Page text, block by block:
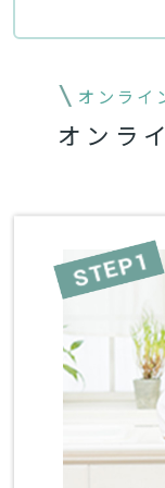
オンライ
オンラ